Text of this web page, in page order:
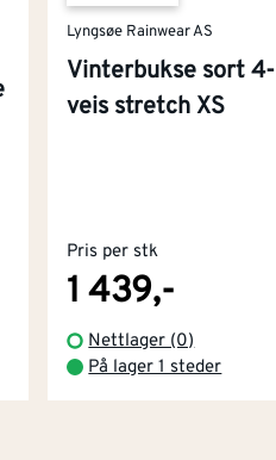
Lyngsøe Rainwear AS
Vinterbukse sort 4-
veis stretch XS
Pris per stk
1 439,-
Nettlager (0)
På lager 1 steder